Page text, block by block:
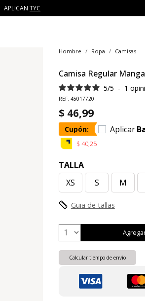
APLICAN TYC
Hombre Ropa Camisas
Camisa Regular
5/5 - 1
REF. 45017720
$ 46,99
Cupón: Aplicar
$ 40,25
TALLA
XS
S M
Guia de tallas
Calcular tiempo de envío